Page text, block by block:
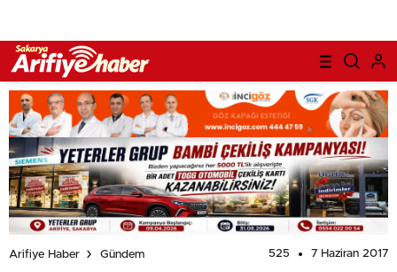
Arifiye Haber Gündem 525 7 Haziran 2017